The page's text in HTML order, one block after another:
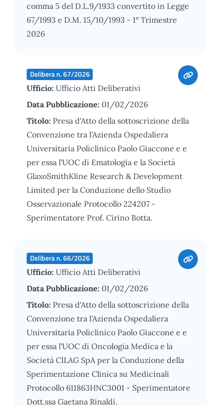
comma 5 del D.L.9/1933 convertito in Legge
67/1993 e D.M. 15/10/1993 - 1° Trimestre
2026
Delibera n. 67/2026
Ufficio: Ufficio Atti Deliberativi
Data Pubblicazione: 01/02/2026
Titolo: Presa d'Atto della sottoscrizione della
Convenzione tra l'Azienda Ospedaliera
Universitaria Policlinico Paolo Giaccone e e
per essa l'UOC di Ematologia e la Società
GlaxoSmithKline Research & Development
Limited per la Conduzione dello Studio
Osservazionale Protocollo 224207 -
Sperimentatore Prof. Cirino Botta.
Delibera n. 66/2026
Ufficio: Ufficio Atti Deliberativi
Data Pubblicazione: 01/02/2026
Titolo: Presa d'Atto della sottoscrizione della
Convenzione tra l'Azienda Ospedaliera
Universitaria Policlinico Paolo Giaccone e e
per essa l'UOC di Oncologia Medica e la
Società CILAG SpA per la Conduzione della
Sperimentazione Clinica su Medicinali
Protocollo 611863HNC3001 - Sperimentatore
Dott.ssa Gaetana Rinaldi.